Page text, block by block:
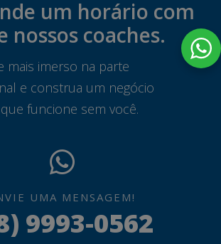
um horário com
nossos coaches.
mais imerso na parte
e construa um negócio
funcione sem você.
UMA MENSAGEM!
9993-0562